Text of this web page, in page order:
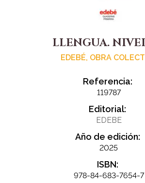
LLENGUA.
EDEBÉ, OBRA
Referencia:
119787
Editorial:
EDEBE
Año de edición:
2025
ISBN:
978-84-683-7654-7